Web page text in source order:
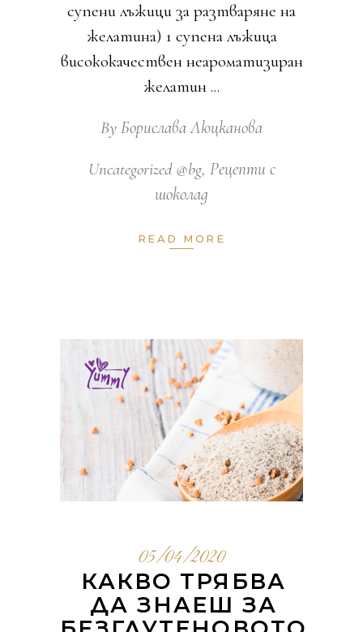
супени лъжици за разтваряне на
желатина) 1 супена лъжица
висококачествен неароматизиран
желатин
By Борислава Люцканова
Uncategorized @bg, Рецепти с
шоколад
READ MORE
05/04/2020
КАКВО ТРЯБВА
ДА ЗНАЕШ ЗА